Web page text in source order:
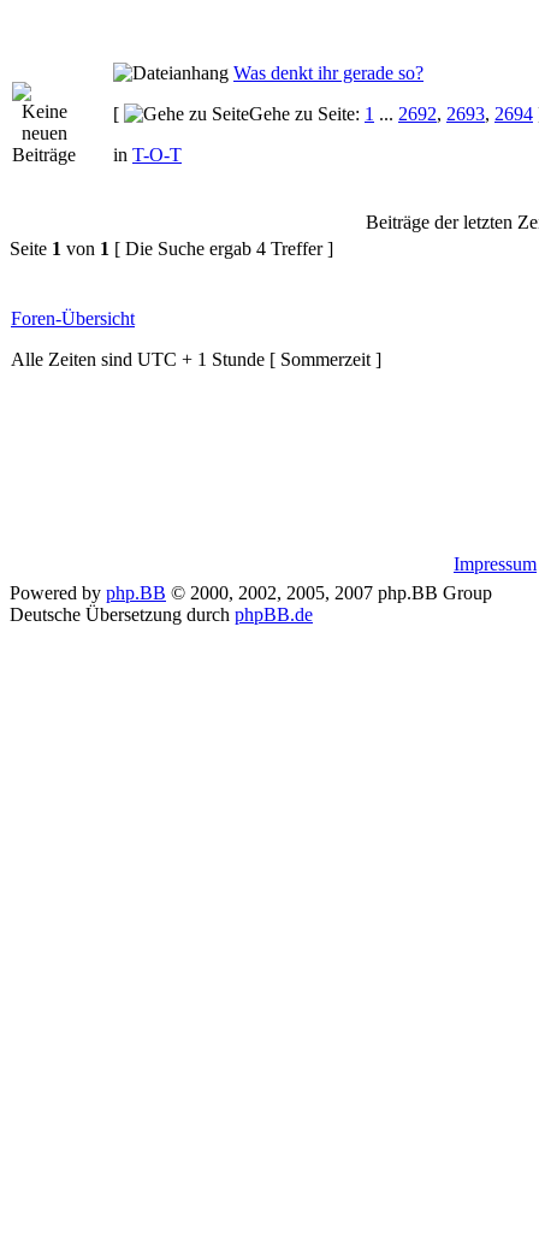
Was denkt ihr gerade so?
[
Gehe zu Seite: 1 ... 2692, 2693, 2694
in T-O-T
Beiträge der letzten
Seite 1 von 1 [ Die Suche ergab 4 Treffer ]
Foren-Übersicht
Alle Zeiten sind UTC + 1 Stunde [ Sommerzeit ]
Impressum
Powered by php.BB © 2000, 2002, 2005, 2007 php.BB Group
Deutsche Übersetzung durch phpBB.de